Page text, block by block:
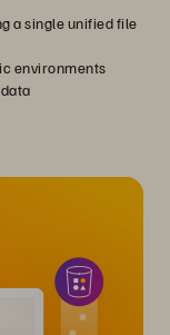
a single unified file
environments